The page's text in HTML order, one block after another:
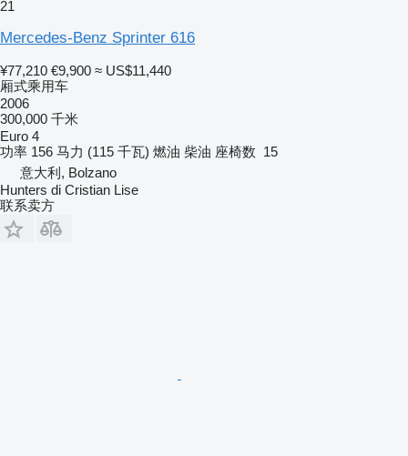
21
Mercedes-Benz Sprinter 616
¥77,210 €9,900 ≈ US$11,440
厢式乘用车
2006
300,000 千米
Euro 4
功率 156 马力 (115 千瓦) 燃油 柴油 座椅数 15
意大利, Bolzano
Hunters di Cristian Lise
联系卖方